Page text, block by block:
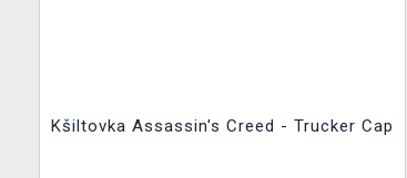
Kšiltovka Assassin's Creed - Trucker Cap